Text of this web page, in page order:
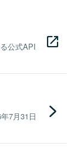
公式API
7月31日